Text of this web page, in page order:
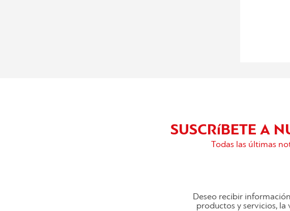
SUSCRíBETE A
Todas las últimas
Deseo recibir
productos y servicios,